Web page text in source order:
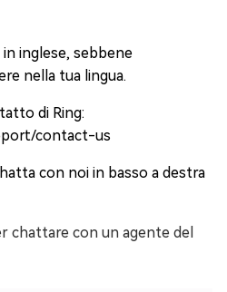
inglese, sebbene
nella tua lingua.
di Ring:
contact-us
con noi in basso a destra
chattare con un agente del